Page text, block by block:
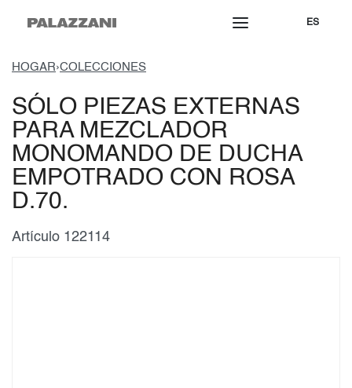
ES
HOGAR›COLECCIONES
SÓLO PIEZAS EXTERNAS
PARA MEZCLADOR
MONOMANDO DE DUCHA
EMPOTRADO CON ROSA
D.70.
Artículo 122114